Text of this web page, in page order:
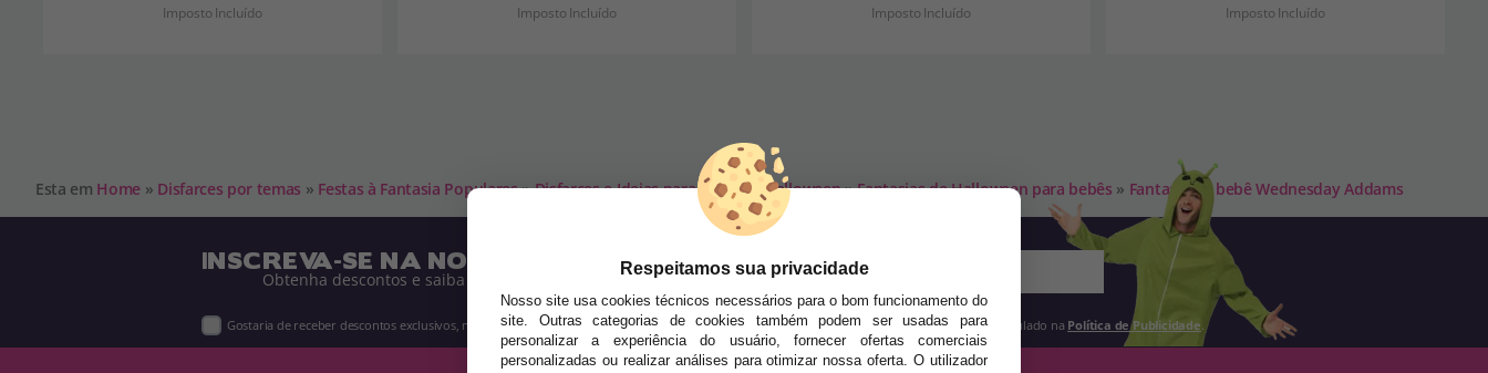
Imposto Incluído Imposto Incluído Imposto Incluído Imposto Incluído
Esta em Home » Disfarces por temas » Festas à Fantasia Populares»Disfarces e Ideias para Festa de Halloween»Fantasias de Halloween para bebês » Fantasia de bebê Wednesday Addams
INSCREVA-SE NA NOSSA NEWSLETTER
Obtenha descontos e saiba de tudo antes de todos!
Gostaria de receber descontos exclusivos, novidades e tendências por e-mail. Posso cancelar a inscrição a qualquer momento, conforme estipulado na Política de Publicidade
Respeitamos sua privacidade
Nosso site usa cookies técnicos necessários para o bom funcionamento do
site. Outras categorias de cookies também podem ser usadas para
personalizar a experiência do usuário, fornecer ofertas comerciais
personalizadas ou realizar análises para otimizar nossa oferta. O utilizador